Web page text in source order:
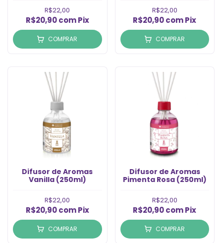
R$22,00
R$20,90com Pix
COMPRAR
R$22,00
R$20,90comPix
COMPRAR
Difusor de Aromas
Vanilla (250ml)
R$22,00
R$20,90com Pix
COMPRAR
Difusor de Aromas
Pimenta Rosa (250ml)
R$22,00
R$20,90comPix
COMPRAR